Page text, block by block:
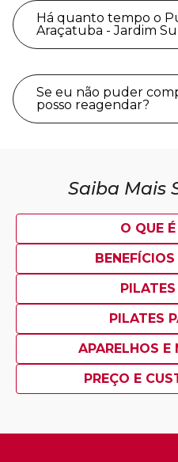
Há quanto tempo o
Araçatuba - Jardim
Se eu não puder
posso reagendar?
Saiba Mais
O QUE
PILATES
APARELHOS
PREÇO E